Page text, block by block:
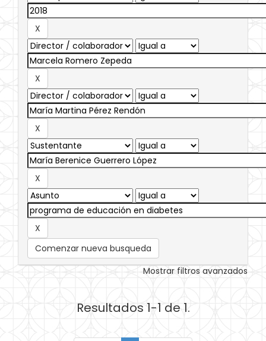
Comenzar nueva busqueda
Mostrar filtros avanzados
Resultados 1-1 de 1.